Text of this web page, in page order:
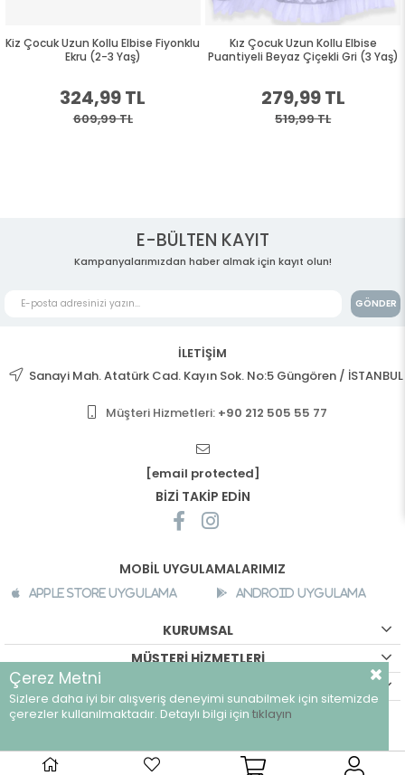
Kiz Çocuk Uzun Kollu Elbise Fiyonklu
Ekru (2-3 Yaş)
324,99 TL
609,99 TL
Kız Çocuk Uzun Kollu Elbise
Puantiyeli Beyaz Çiçekli Gri (3 Yaş)
279,99 TL
519,99 TL
E-BÜLTEN KAYIT
Kampanyalarımızdan haber almak için kayıt olun!
GÖNDER
İLETİŞİM
Sanayi Mah. Atatürk Cad. Kayın Sok. No:5 Güngören / İSTANBUL
Müşteri Hizmetleri: +90 212 505 55 77
[email protected]
BİZİ TAKİP EDİN
MOBİL UYGULAMALARIMIZ
Apple Store Uygulama Android Uygulama
KURUMSAL
MÜŞTERİ HİZMETLERİ
©breeze.com.tr - Tüm hakları saklıdır.
Çerez Metni
Sizlere daha iyi bir alışveriş deneyimi sunabilmek için sitemizde
çerezler kullanılmaktadır. Detaylı bilgi için tıklayın